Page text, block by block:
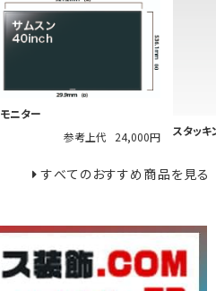
モニター
参考上代
24,000円 スタッキ
すべてのおすすめ商品を見る